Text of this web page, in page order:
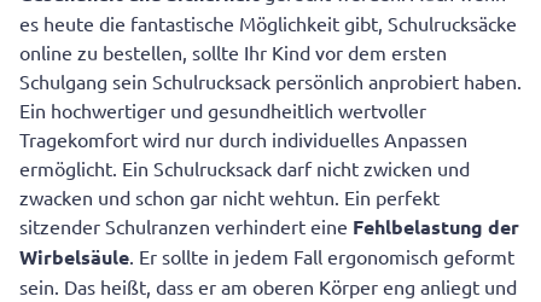
es heute die fantastische Möglichkeit gibt, Schulrucksäcke
online zu bestellen, sollte Ihr Kind vor dem ersten
Schulgang sein Schulrucksack persönlich anprobiert haben.
Ein hochwertiger und gesundheitlich wertvoller
Tragekomfort wird nur durch individuelles Anpassen
ermöglicht. Ein Schulrucksack darf nicht zwicken und
zwacken und schon gar nicht wehtun. Ein perfekt
sitzender Schulranzen verhindert eine Fehlbelastung der
Wirbelsäule. Er sollte in jedem Fall ergonomisch geformt
sein. Das heißt, dass er am oberen Körper eng anliegt und